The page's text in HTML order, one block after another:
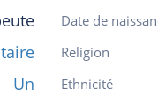
Un
Date de
Religion
Ethnicité